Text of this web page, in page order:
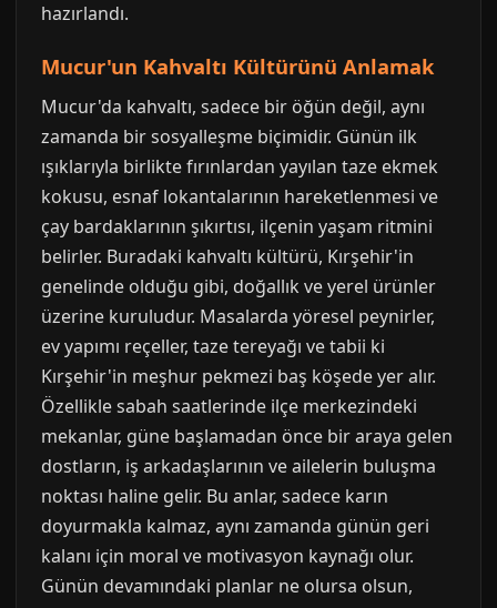
hazırlandı.
Mucur'un Kahvaltı Kültürünü Anlamak
Mucur'da kahvaltı, sadece bir öğün değil, aynı
zamanda bir sosyalleşme biçimidir. Günün ilk
ışıklarıyla birlikte fırınlardan yayılan taze ekmek
kokusu, esnaf lokantalarının hareketlenmesi ve
çay bardaklarının şıkırtısı, ilçenin yaşam ritmini
belirler. Buradaki kahvaltı kültürü, Kırşehir'in
genelinde olduğu gibi, doğallık ve yerel ürünler
üzerine kuruludur. Masalarda yöresel peynirler,
ev yapımı reçeller, taze tereyağı ve tabii ki
Kırşehir'in meşhur pekmezi baş köşede yer alır.
Özellikle sabah saatlerinde ilçe merkezindeki
mekanlar, güne başlamadan önce bir araya gelen
dostların, iş arkadaşlarının ve ailelerin buluşma
noktası haline gelir. Bu anlar, sadece karın
doyurmakla kalmaz, aynı zamanda günün geri
kalanı için moral ve motivasyon kaynağı olur.
Günün devamındaki planlar ne olursa olsun,